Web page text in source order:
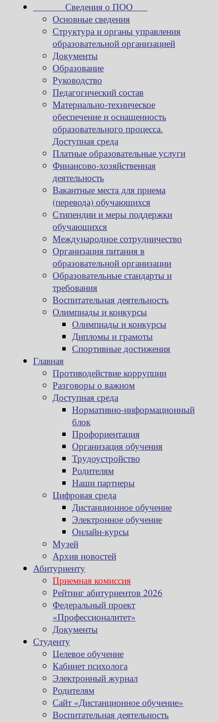
Сведения о ПОО
Основные сведения
Структура и органы управления
образовательной организацией
Документы
Образование
Руководство
Педагогический состав
Материально-техническое
обеспечение и оснащенность
образовательного процесса.
Доступная среда
Платные образовательные услуги
Финансово-хозяйственная
деятельность
Вакантные места для приема
(перевода) обучающихся
Стипендии и меры поддержки
обучающихся
Международное сотрудничество
Организация питания в
образовательной организации
Образовательные стандарты и
требования
Воспитательная деятельность
Олимпиады и конкурсы
Олимпиады и конкурсы
Дипломы и грамоты
Спортивные достижения
Главная
Противодействие коррупции
Разговоры о важном
Доступная среда
Нормативно-информационный
блок
Профориентация
Организация обучения
Трудоустройство
Родителям
Наши партнеры
Цифровая среда
Дистанционное обучение
Электронное обучение
Онлайн-курсы
Музей
Архив новостей
Абитуриенту
Приемная комиссия
Рейтинг абитуриентов 2026
Федеральный проект
«Профессионалитет»
Документы
Студенту
Целевое обучение
Кабинет психолога
Электронный журнал
Родителям
Сайт «Дистанционное обучение»
Воспитательная деятельность